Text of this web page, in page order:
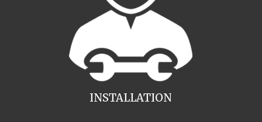
INSTALLATION